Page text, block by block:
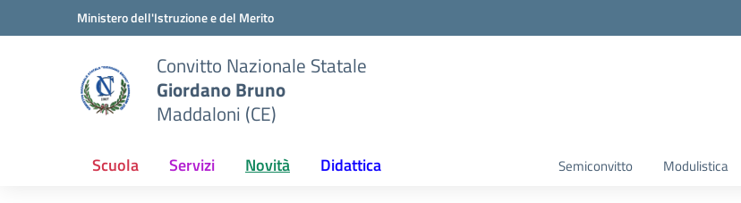
Vai ai contenuti
Vai al menu di navigazioneMinistero dell'Istruzione e del Merito
Convitto Nazionale Statale
Giordano Bruno
Maddaloni (CE)
Scuola Servizi Novità Didattica Semiconvitto Modulistica